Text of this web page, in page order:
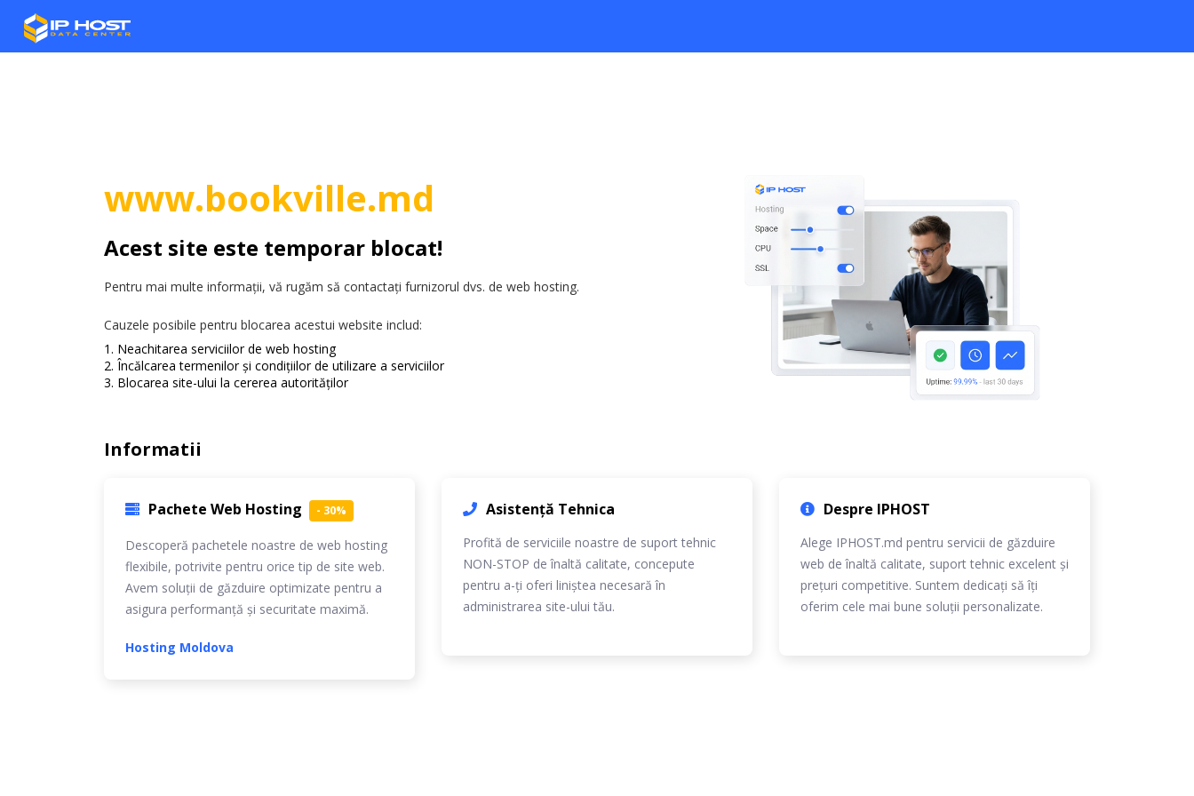
www.bookville.md
Acest site este temporar blocat!
Pentru mai multe informații, vă rugăm să contactați furnizorul dvs. de web hosting.
Cauzele posibile pentru blocarea acestui website includ:
Neachitarea serviciilor de web hosting
Încălcarea termenilor și condițiilor de utilizare a serviciilor
Blocarea site-ului la cererea autorităților
Informatii
Pachete Web Hosting - 30%
Descoperă pachetele noastre de web hosting
flexibile, potrivite pentru orice tip de site web.
Avem soluții de găzduire optimizate pentru a
asigura performanță și securitate maximă.
Hosting Moldova
Asistență Tehnica
Profită de serviciile noastre de suport tehnic
NON-STOP de înaltă calitate, concepute
pentru a-ți oferi liniștea necesară în
administrarea site-ului tău.
Despre IPHOST
Alege IPHOST.md pentru servicii de găzduire
web de înaltă calitate, suport tehnic excelent și
prețuri competitive. Suntem dedicați să îți
oferim cele mai bune soluții personalizate.